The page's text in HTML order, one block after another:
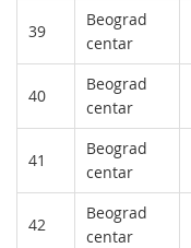
39
Beograd
centar
40
Beograd
centar
41
Beograd
centar
42
Beograd
centar